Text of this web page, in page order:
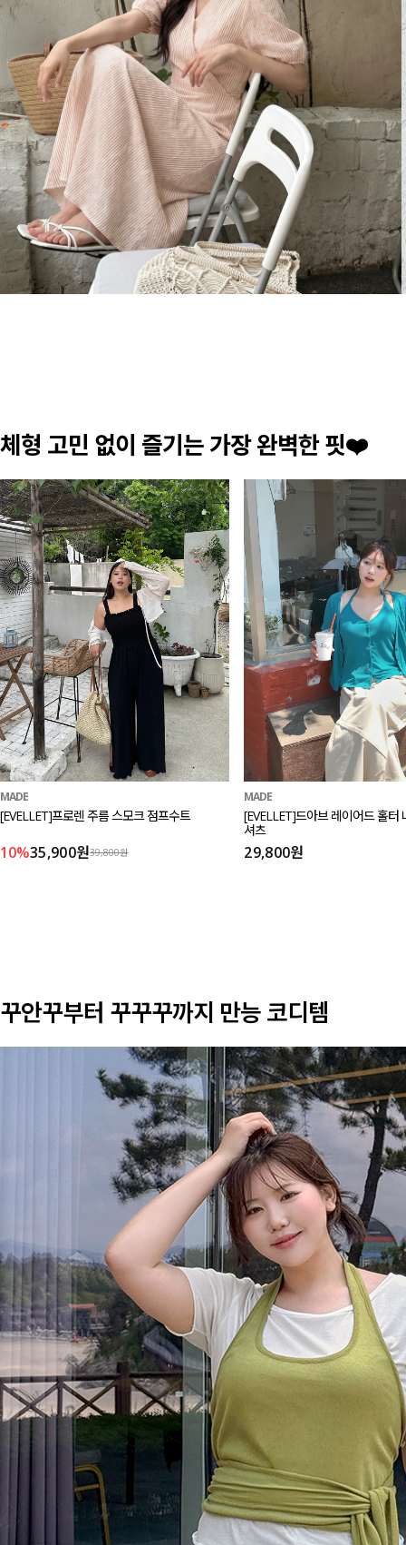
체형 고민 없이 즐기는 가장 완벽한 핏❤️
MADE
[EVELLET]프로렌 주름 스모크 점프수트
10%35,900원39,800원
MADE
[EVELLET]드아브 레이어드 홀터
셔츠
29,800원
꾸안꾸부터 꾸꾸꾸까지 만능 코디템